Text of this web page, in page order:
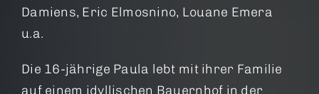
Damiens, Eric Elmosnino, Louane Emera
u.a.
Die 16-jährige Paula lebt mit ihrer Familie
auf einem idyllischen Bauernhof in der